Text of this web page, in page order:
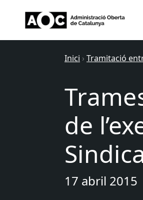
Inici › Tramitació
de
17 abril 2015